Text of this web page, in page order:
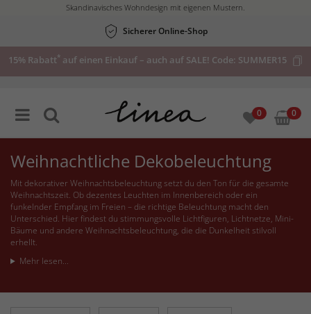
Skandinavisches Wohndesign mit eigenen Mustern.
Sicherer Online-Shop
Jetzt
Angebote
15% Rabatt* auf einen Einkauf – auch auf SALE! Code: SUMMER15
0 0
Weihnachtliche Dekobeleuchtung
Mit dekorativer Weihnachtsbeleuchtung setzt du den Ton für die gesamte
Weihnachtszeit. Ob dezentes Leuchten im Innenbereich oder ein
funkelnder Empfang im Freien – die richtige Beleuchtung macht den
Unterschied. Hier findest du stimmungsvolle Lichtfiguren, Lichtnetze, Mini-
Bäume und andere Weihnachtsbeleuchtung, die die Dunkelheit stilvoll
erhellt.
Mehr lesen...